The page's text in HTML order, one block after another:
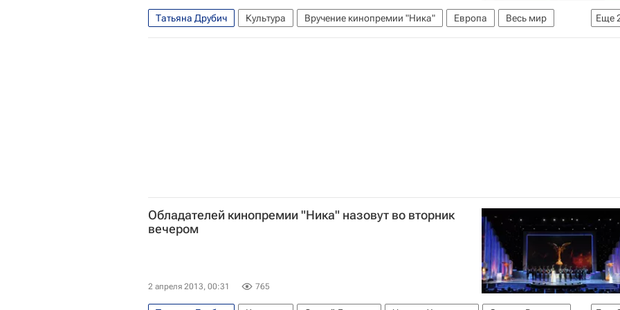
Еще
Татьяна Друбич Культура Вручение кинопремии "Ника" Европа
Весь мир
Юрий Арабов
Алексей Баталов Антон Адасинский
Вадим Абдрашитов
Обладателей кинопремии "Ника" назовут во вторник
вечером
2 апреля 2013, 00:31 765